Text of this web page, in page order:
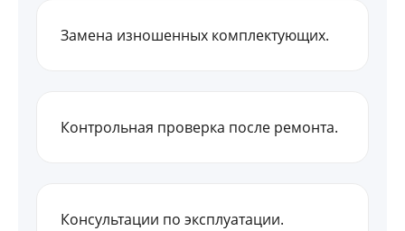
Замена изношенных комплектующих.
Контрольная проверка после ремонта.
Консультации по эксплуатации.